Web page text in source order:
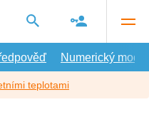
Numerický model
teplotami